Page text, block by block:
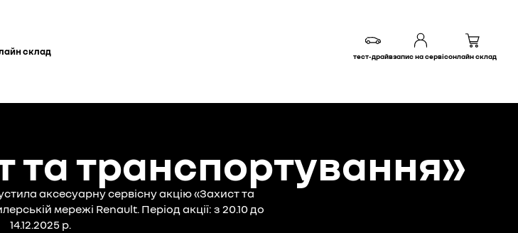
склад тест-драйвзапис на сервісонлайн склад
та транспортування»
аксесуарну сервісну акцію «Захист та
мережі Renault. Період акції: з 20.10 до
14.12.2025 р.